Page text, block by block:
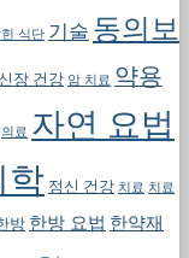
식단 기술 동의보
장 건강 암 치료 약용
의료 자연 요법
학 정신 건강 치료 치료
방 한방 요법 한약재